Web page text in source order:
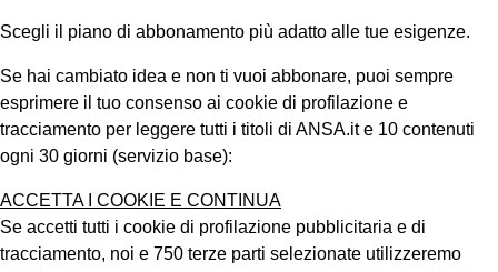
Scegli il piano di abbonamento più adatto alle tue esigenze.
Se hai cambiato idea e non ti vuoi abbonare, puoi sempre
esprimere il tuo consenso ai cookie di profilazione e
tracciamento per leggere tutti i titoli di ANSA.it e 10 contenuti
ogni 30 giorni (servizio base):
ACCETTA I COOKIE E CONTINUA
Se accetti tutti i cookie di profilazione pubblicitaria e di
tracciamento, noi e 750 terze parti selezionate utilizzeremo